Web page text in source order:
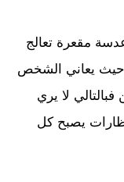
مقعرة تعالج
حيث يعاني الشخص
لا يري
يصبح كل